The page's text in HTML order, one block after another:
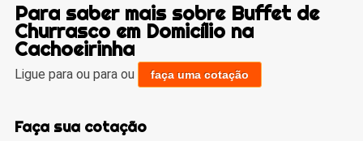
Para saber mais sobre Buffet de
Churrasco em Domicílio na
Cachoeirinha
Ligue para ou para ou faça uma cotação
Faça sua cotação